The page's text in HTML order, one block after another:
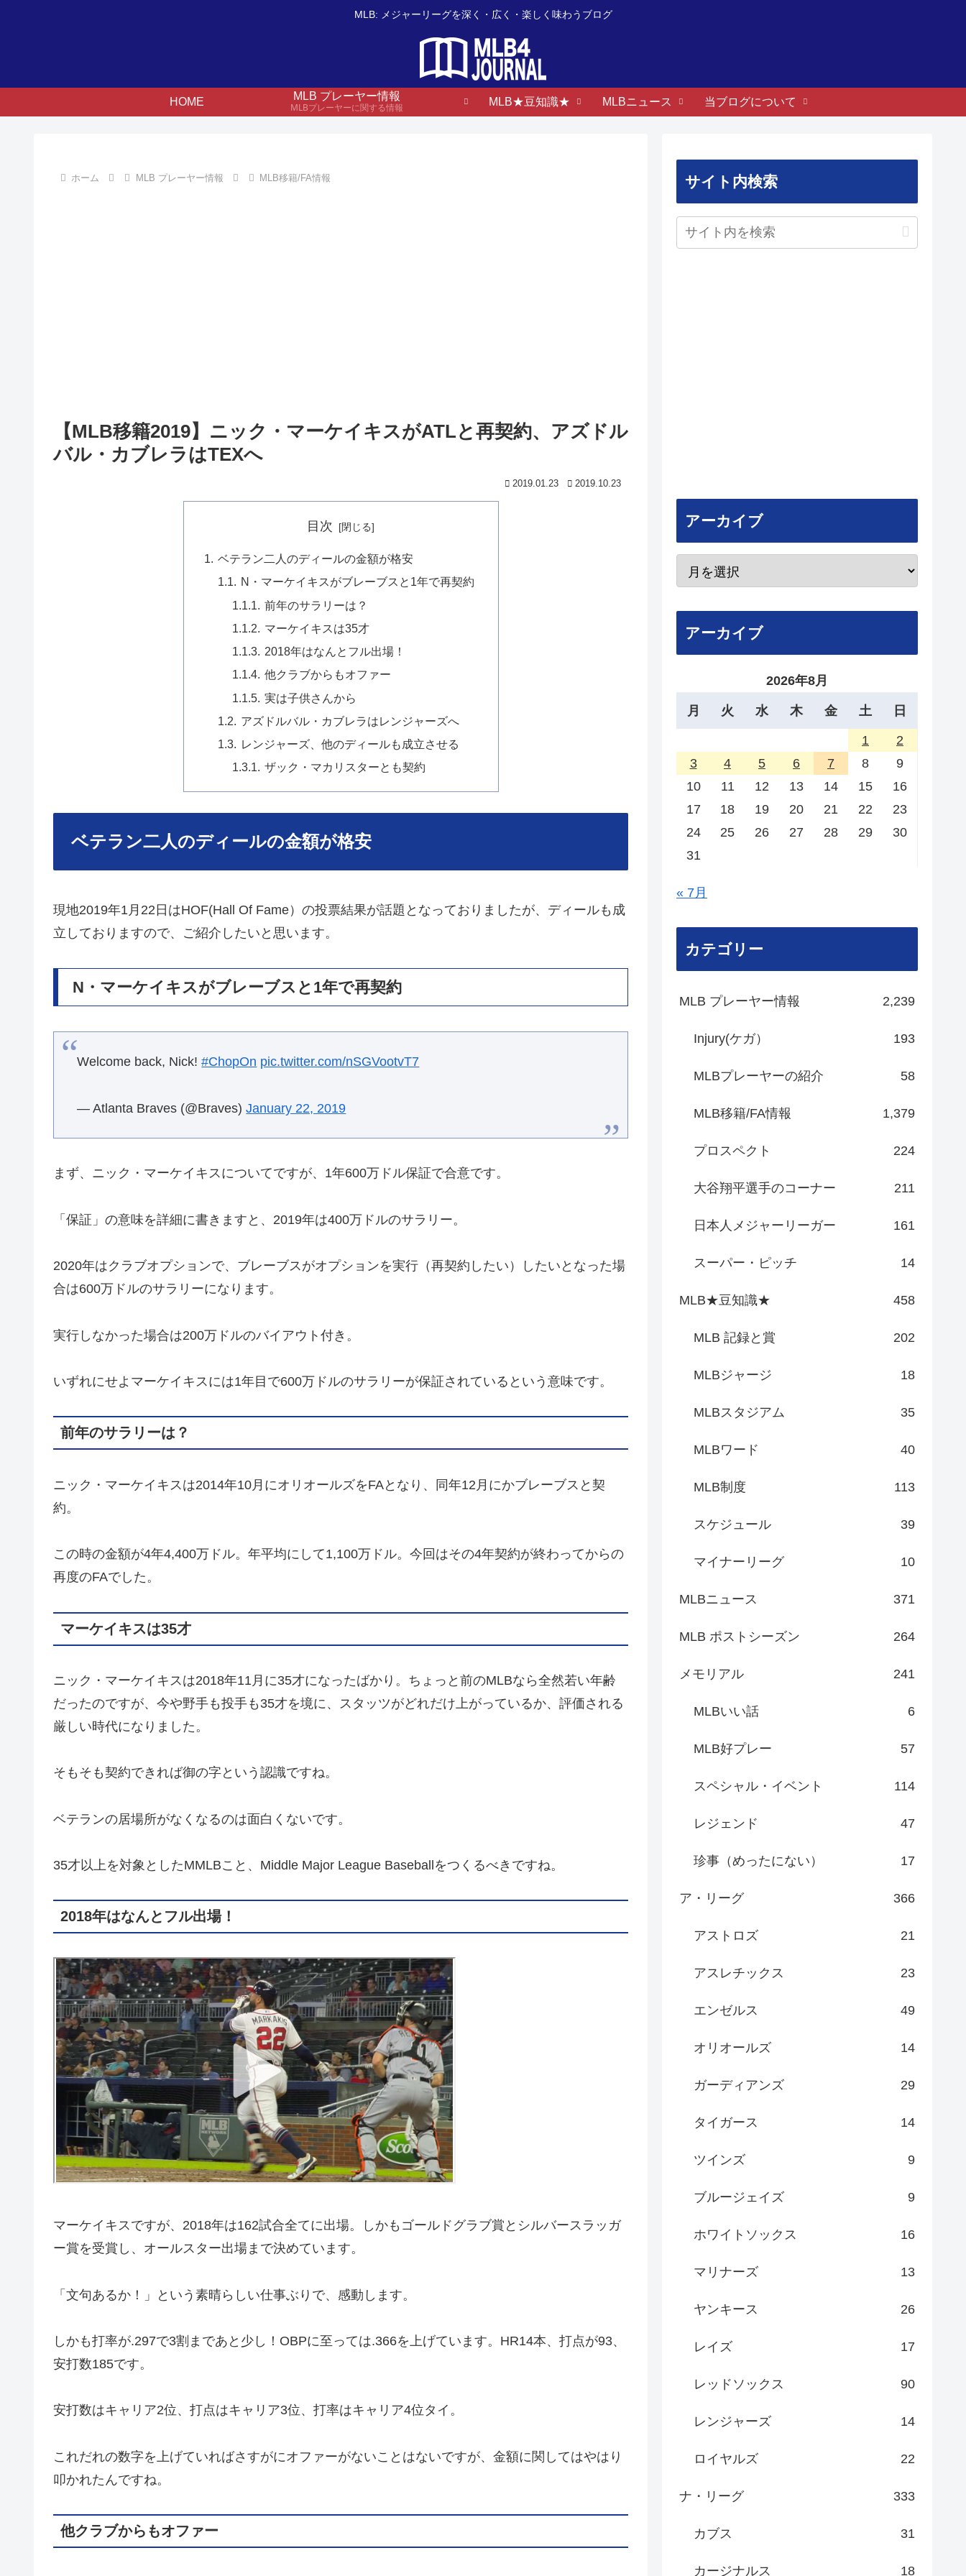
MLB: メジャーリーグを深く・広く・楽しく味わうブログ
HOME
MLB プレーヤー情報
MLBプレーヤーに関する情報
MLB★豆知識★ MLBニュース 当ブログについて
ホーム MLB プレーヤー情報 MLB移籍/FA情報
【MLB移籍2019】ニック・マーケイキスがATLと再契約、アズドル
バル・カブレラはTEXへ
2019.01.23 2019.10.23
目次
ベテラン二人のディールの金額が格安
N・マーケイキスがブレーブスと1年で再契約
前年のサラリーは？
マーケイキスは35才
2018年はなんとフル出場！
他クラブからもオファー
実は子供さんから
アズドルバル・カブレラはレンジャーズへ
レンジャーズ、他のディールも成立させる
ザック・マカリスターとも契約
ベテラン二人のディールの金額が格安
現地2019年1月22日はHOF(Hall Of Fame）の投票結果が話題となっておりましたが、ディールも成
立しておりますので、ご紹介したいと思います。
N・マーケイキスがブレーブスと1年で再契約
Welcome back, Nick!#ChopOn pic.twitter.com/nSGVootvT7
— Atlanta Braves (@Braves)January 22, 2019
まず、ニック・マーケイキスについてですが、1年600万ドル保証で合意です。
「保証」の意味を詳細に書きますと、2019年は400万ドルのサラリー。
2020年はクラブオプションで、ブレーブスがオプションを実行（再契約したい）したいとなった場
合は600万ドルのサラリーになります。
実行しなかった場合は200万ドルのバイアウト付き。
いずれにせよマーケイキスには1年目で600万ドルのサラリーが保証されているという意味です。
前年のサラリーは？
ニック・マーケイキスは2014年10月にオリオールズをFAとなり、同年12月にかブレーブスと契
約。
この時の金額が4年4,400万ドル。年平均にして1,100万ドル。今回はその4年契約が終わってからの
再度のFAでした。
マーケイキスは35才
ニック・マーケイキスは2018年11月に35才になったばかり。ちょっと前のMLBなら全然若い年齢
だったのですが、今や野手も投手も35才を境に、スタッツがどれだけ上がっているか、評価される
厳しい時代になりました。
そもそも契約できれば御の字という認識ですね。
ベテランの居場所がなくなるのは面白くないです。
35才以上を対象としたMMLBこと、Middle Major League Baseballをつくるべきですね。
2018年はなんとフル出場！
マーケイキスですが、2018年は162試合全てに出場。しかもゴールドグラブ賞とシルバースラッガ
ー賞を受賞し、オールスター出場まで決めています。
「文句あるか！」という素晴らしい仕事ぶりで、感動します。
しかも打率が.297で3割まであと少し！OBPに至っては.366を上げています。HR14本、打点が93、
安打数185です。
安打数はキャリア2位、打点はキャリア3位、打率はキャリア4位タイ。
これだれの数字を上げていればさすがにオファーがないことはないですが、金額に関してはやはり
叩かれたんですね。
他クラブからもオファー
サイト内検索
アーカイブ
アーカイブ
2026年8月
月 火 水 木 金 土 日
1
2
3
4 5 6 7 8
9
10
11 12 13 14 15
16
17
18 19 20 21 22
23
24
25 26 27 28 29
30
31
« 7月
カテゴリー
MLB プレーヤー情報 2,239
Injury(ケガ） 193
MLBプレーヤーの紹介 58
MLB移籍/FA情報 1,379
プロスペクト 224
大谷翔平選手のコーナー 211
日本人メジャーリーガー 161
スーパー・ピッチ 14
MLB★豆知識★ 458
MLB 記録と賞 202
MLBジャージ 18
MLBスタジアム 35
MLBワード 40
MLB制度 113
スケジュール 39
マイナーリーグ 10
MLBニュース 371
MLB ポストシーズン 264
メモリアル 241
MLBいい話 6
MLB好プレー 57
スペシャル・イベント 114
レジェンド 47
珍事（めったにない） 17
ア・リーグ 366
アストロズ 21
アスレチックス 23
エンゼルス 49
オリオールズ 14
ガーディアンズ 29
タイガース 14
ツインズ 9
ブルージェイズ 9
ホワイトソックス 16
マリナーズ 13
ヤンキース 26
レイズ 17
レッドソックス 90
レンジャーズ 14
ロイヤルズ 22
ナ・リーグ 333
カブス 31
カージナルス 18